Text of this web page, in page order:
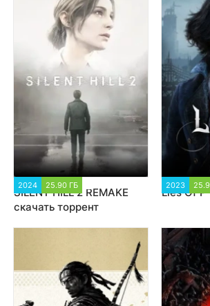
2024 25.90 ГБ
SILENT HILL 2 REMAKE
скачать торрент
2023
Lies Of P